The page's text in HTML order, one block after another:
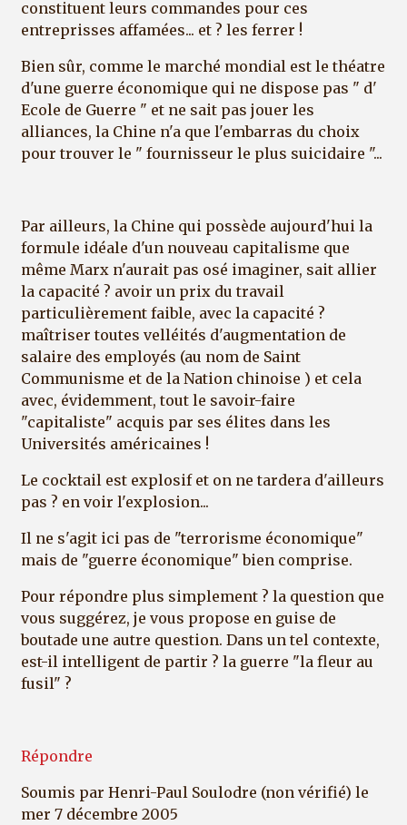
constituent leurs commandes pour ces
entreprisses affamées... et ? les ferrer !
Bien sûr, comme le marché mondial est le théatre
d'une guerre économique qui ne dispose pas " d'
Ecole de Guerre " et ne sait pas jouer les
alliances, la Chine n'a que l'embarras du choix
pour trouver le " fournisseur le plus suicidaire "...
Par ailleurs, la Chine qui possède aujourd'hui la
formule idéale d'un nouveau capitalisme que
même Marx n'aurait pas osé imaginer, sait allier
la capacité ? avoir un prix du travail
particulièrement faible, avec la capacité ?
maîtriser toutes velléités d'augmentation de
salaire des employés (au nom de Saint
Communisme et de la Nation chinoise ) et cela
avec, évidemment, tout le savoir-faire
"capitaliste" acquis par ses élites dans les
Universités américaines !
Le cocktail est explosif et on ne tardera d'ailleurs
pas ? en voir l'explosion...
Il ne s'agit ici pas de "terrorisme économique"
mais de "guerre économique" bien comprise.
Pour répondre plus simplement ? la question que
vous suggérez, je vous propose en guise de
boutade une autre question. Dans un tel contexte,
est-il intelligent de partir ? la guerre "la fleur au
fusil" ?
Répondre
Soumis par Henri-Paul Soulodre (non vérifié) le
mer 7 décembre 2005